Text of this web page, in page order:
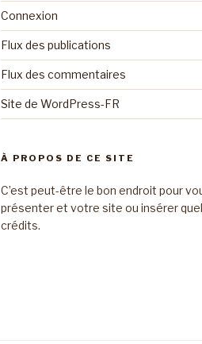
Connexion
Flux des publications
Flux des commentaires
Site de WordPress-FR
À PROPOS DE CE SITE
C’est peut-être le bon endroit pour
présenter et votre site ou insérer
crédits.